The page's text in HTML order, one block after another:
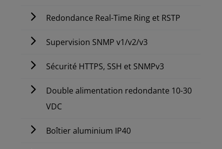
Redondance Real-Time Ring et RSTP
Supervision SNMP v1/v2/v3
Sécurité HTTPS, SSH et SNMPv3
Double alimentation redondante 10-30
VDC
Boîtier aluminium IP40